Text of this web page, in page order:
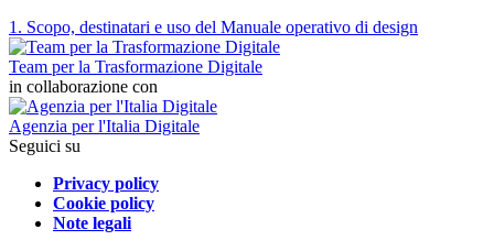
1. Scopo, destinatari e uso del Manuale operativo di design
Team per la Trasformazione Digitale
in collaborazione con
Agenzia per l'Italia Digitale
Seguici su
Privacy policy
Cookie policy
Note legali